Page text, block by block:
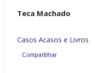
Teca Machado
Casos Acasos e Livros
Compartilhar